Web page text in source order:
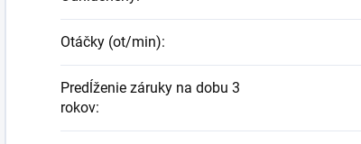
Otáčky (ot/min):
Predĺženie záruky na dobu 3
rokov: